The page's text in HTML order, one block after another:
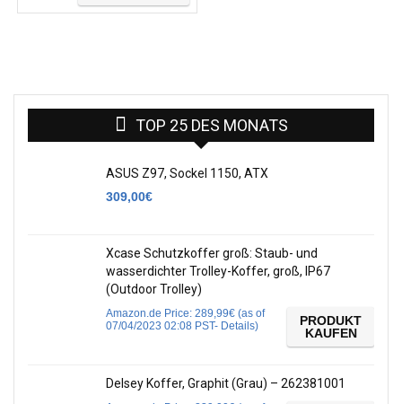
TOP 25 DES MONATS
ASUS Z97, Sockel 1150, ATX
309,00€
Xcase Schutzkoffer groß: Staub- und
wasserdichter Trolley-Koffer, groß, IP67
(Outdoor Trolley)
Amazon.de Price: 289,99€ (as of
07/04/2023 02:08 PST- Details)
PRODUKT
KAUFEN
Delsey Koffer, Graphit (Grau) – 262381001